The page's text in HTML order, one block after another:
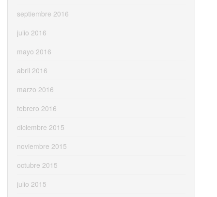
septiembre 2016
julio 2016
mayo 2016
abril 2016
marzo 2016
febrero 2016
diciembre 2015
noviembre 2015
octubre 2015
julio 2015